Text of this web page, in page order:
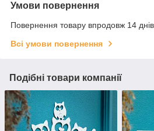
Умови повернення
Повернення товару впродовж 14
Всі умови повернення
Подібні товари компанії